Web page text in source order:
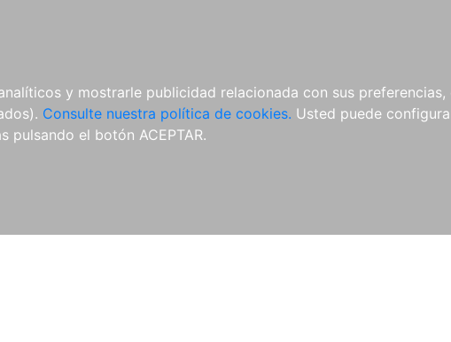
y mostrarle publicidad relacionada con sus
Consulte nuestra política de cookies. Usted puede
pulsando el botón ACEPTAR.